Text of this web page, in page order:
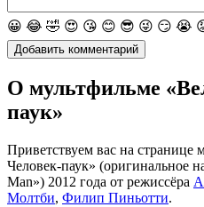
😀 😂 🤣 😍 😘 😊 😎 😜 😏 😭
О мультфильме
паук»
Приветствуем вас на странице
Человек-паук» (оригинальное
Man») 2012 года от режиссёра
Молтби, Филип Пиньотти.